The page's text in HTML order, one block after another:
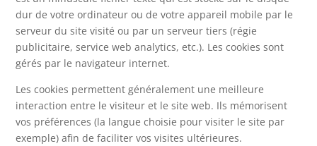
dur de votre ordinateur ou de votre appareil mobile par le
serveur du site visité ou par un serveur tiers (régie
publicitaire, service web analytics, etc.). Les cookies sont
gérés par le navigateur internet.
Les cookies permettent généralement une meilleure
interaction entre le visiteur et le site web. Ils mémorisent
vos préférences (la langue choisie pour visiter le site par
exemple) afin de faciliter vos visites ultérieures.